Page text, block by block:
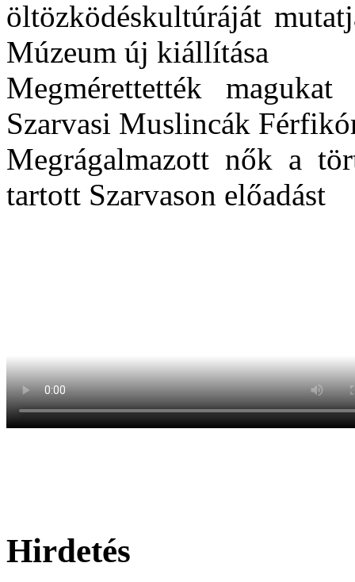
öltözködéskultúráját
Múzeum új kiállítása
Megmérettették
Szarvasi Muslincák
Megrágalmazott nők a
tartott Szarvason előadást
Hirdetés